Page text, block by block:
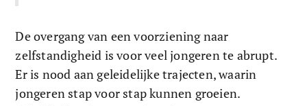
De overgang van een voorziening naar
zelfstandigheid is voor veel jongeren te abrupt.
Er is nood aan geleidelijke trajecten, waarin
jongeren stap voor stap kunnen groeien.